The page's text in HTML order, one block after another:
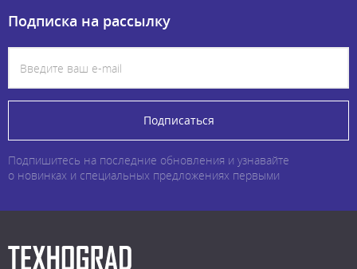
Подписка на рассылку
Подписаться
Подпишитесь на последние обновления и узнавайте
о новинках и специальных предложениях первыми